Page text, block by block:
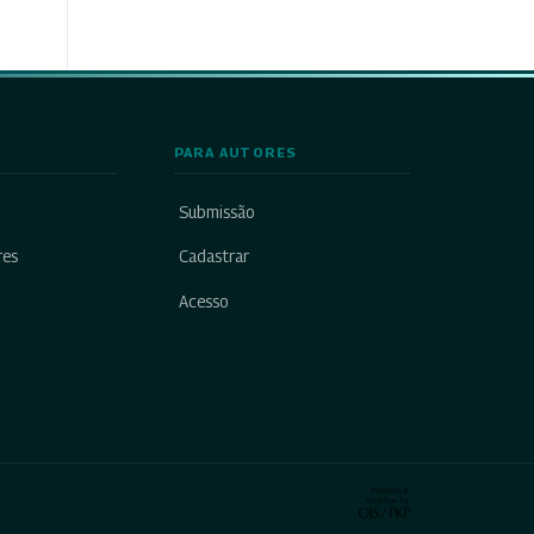
PARA AUTORES
Submissão
Cadastrar
Acesso